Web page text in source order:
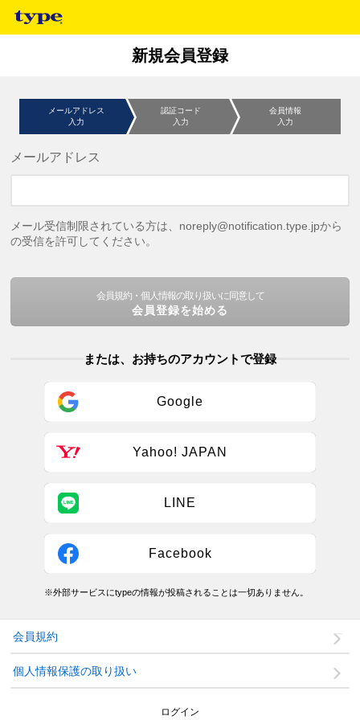
新規会員登録
メールアドレス
入力
認証コード
入力
会員情報
入力
メールアドレス
メール受信制限されている方は、noreply@notification.type.jpから
の受信を許可してください。
会員規約・個人情報の取り扱いに同意して
会員登録を始める
または、お持ちのアカウントで登録
Google
Yahoo! JAPAN
LINE
Facebook
※外部サービスにtypeの情報が投稿されることは一切ありません。
会員規約
個人情報保護の取り扱い
ログイン